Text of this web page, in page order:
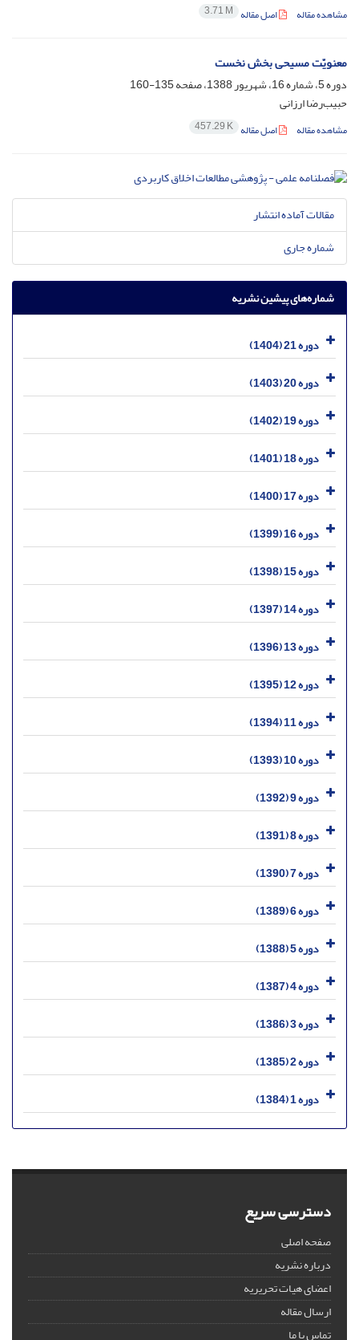
مشاهده مقاله اصل مقاله 3.71 M
معنویّت مسیحی بخش نخست
دوره 5، شماره 16، شهریور 1388، صفحه
135-160
حبیب‌رضا ارزانی
مشاهده مقاله اصل مقاله 457.29 K
مقالات آماده انتشار
شماره جاری
شماره‌های پیشین نشریه
دوره 21 (1404)
دوره 20 (1403)
دوره 19 (1402)
دوره 18 (1401)
دوره 17 (1400)
دوره 16 (1399)
دوره 15 (1398)
دوره 14 (1397)
دوره 13 (1396)
دوره 12 (1395)
دوره 11 (1394)
دوره 10 (1393)
دوره 9 (1392)
دوره 8 (1391)
دوره 7 (1390)
دوره 6 (1389)
دوره 5 (1388)
دوره 4 (1387)
دوره 3 (1386)
دوره 2 (1385)
دوره 1 (1384)
دسترسی سریع
صفحه اصلی
درباره نشریه
اعضای هیات تحریریه
ارسال مقاله
تماس با ما